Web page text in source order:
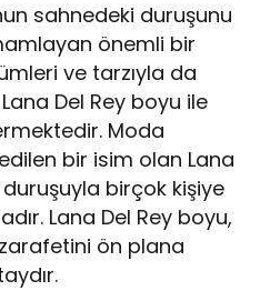
sahnedeki duruşunu
önemli bir
ve tarzıyla da
Del Rey boyu ile
Moda
bir isim olan Lana
birçok kişiye
Lana Del Rey boyu,
ön plana